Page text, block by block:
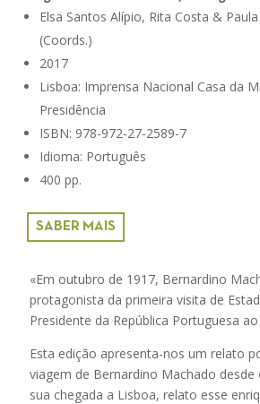
Elsa Santos Alípio, Rita Costa &
(Coords.)
2017
Lisboa: Imprensa Nacional Casa da
Presidência
ISBN: 978-972-27-2589-7
Idioma: Português
400 pp.
SABER MAIS
«Em outubro de 1917, Bernardino
protagonista da primeira visita de
Presidente da República Portuguesa
Esta edição apresenta-nos um relato
viagem de Bernardino Machado desde
sua chegada a Lisboa, relato esse